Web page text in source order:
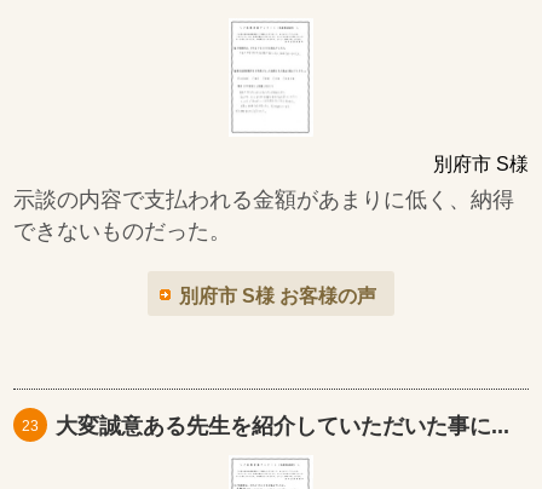
別府市 S様
示談の内容で支払われる金額があまりに低く、納得
できないものだった。
別府市 S様 お客様の声
大変誠意ある先生を紹介していただいた事に...
23